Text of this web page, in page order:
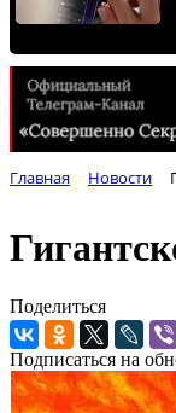
Главная Новости
Поделиться
Подписаться на